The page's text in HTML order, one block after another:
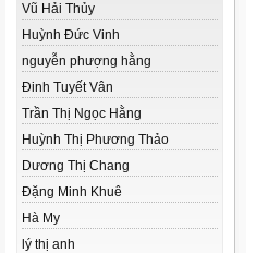
Vũ Hải Thủy
Huỳnh Đức Vinh
nguyễn phượng hằng
Đinh Tuyết Vân
Trần Thị Ngọc Hằng
Huỳnh Thị Phương Thảo
Dương Thị Chang
Đặng Minh Khuê
Hà My
lý thị anh